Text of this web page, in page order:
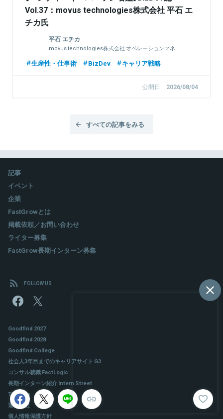
Vol.37：movus technologies株式会社 平石 エ
チカ氏
平石 エチカ
movus technologies株式会社 オペレーションマネ
生産性・仕事術 BizDev キャリア戦略
公開日 2026/08/04
すべての記事をみる
記事
イベント
企業
FastGrowとは
掲載依頼／お問い合わせ
ライター募集
FastGrow長期インターン募集
FOLLOW US
Goodfind 2027
Goodfind 2028
Goodfind College
社会人3年目までのキャリアサイト G3
コンサル就職 FactLogic
長期インターン紹介 Intern Street
TeamUp
運営会社
個人情報保護方針